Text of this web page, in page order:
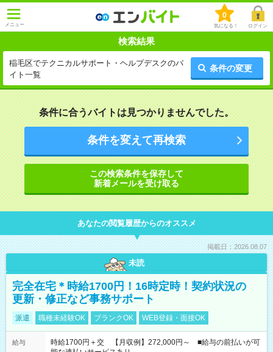
メニュー
0
気になる！ ログイン
検索結果
稲毛区でテクニカルサポート・ヘルプデスクのバ
イト一覧
条件の変更
条件に合うバイトは見つかりませんでした。
条件を変えて再検索
この検索条件を保存して
新着メールを受け取る
あなたの閲覧履歴からのオススメ
掲載日：2026.08.07
未読
完全在宅＊時給1700円！16時定時！契約状況の
更新・修正など事務サポート
派遣 職種未経験OK ブランクOK WEB登録・面接OK
給与
時給1700円＋交 【月収例】272,000円～ ■給与の前払いが可